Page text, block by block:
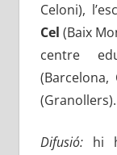
Celoni),
Cel (Baix
centre
(Barcelona,
Difusió: hi